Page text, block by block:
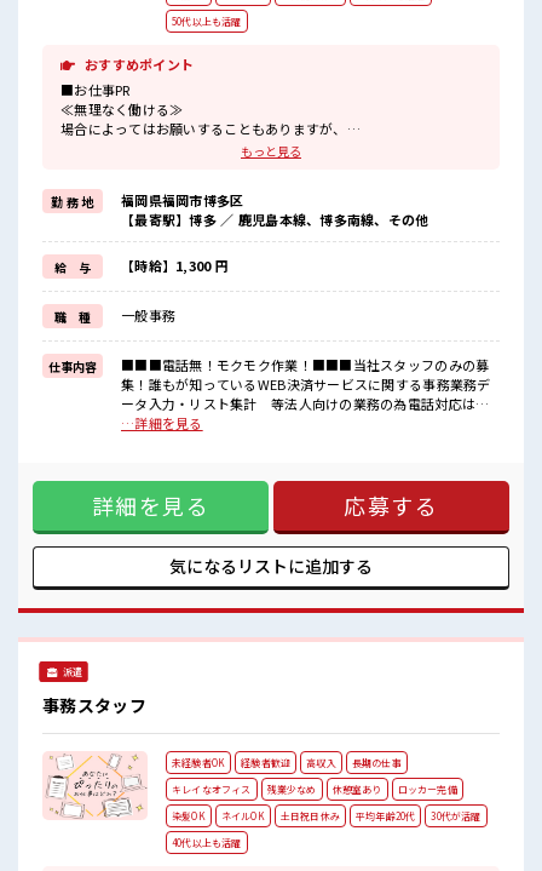
50代以上も活躍
おすすめポイント
■お仕事PR
≪無理なく働ける≫
場合によってはお願いすることもありますが、
週末は家族や友人と一緒にプライベート満喫！
≪髪色自由で自分らしく働く≫
明るすぎたり奇抜でなければ基本的に自由！
(規定有)≪未経験でも活躍できる≫
新しいことにチャレンジするのは不安だけど、
しっかり働く環境が整っています！
イチからスキルUP・ステップUP目指していきましょう！
≪収入アップを目指せる≫
高時給だらけの派遣のお仕事です！
■職場の雰囲気
キバツ過ぎなければ髪色・髪型は自由！
あなたの個性を大事にできます♪
ロッカーあり！
安心してお仕事に集中♪
もっと見る
勤 務 地
福岡県福岡市博多区
【最寄駅】博多 ／ 鹿児島本線、博多南線、その他
給 与 【時給】1,300 円
職 種 一般事務
仕事内容
■■■電話無！モクモク作業！■■■当社スタッフのみの募
集！誰もが知っているWEB決済サービスに関する事務業務デ
ータ入力・リスト集計 等法人向けの業務の為電話対応は一
切無し！ ■お仕事PR ≪無理なく働ける≫ 場合によってはお願
由で自分らしく働く≫ 明るすぎたり奇抜でなければ基本的に
自由！ (規定有)≪未経験でも活躍できる≫ 新しいことにチャ
レンジするのは不安だけど、 しっかり働く環境が整っていま
す！ イチからスキルUP・ステップUP目指していきましょ
う！ ≪収入アップを目指せる≫ 高時給だらけの派遣のお仕事
べり！ ストレス解消☆ ロッカーあり！ 安心してお仕事に集中
♪
…詳細を見る
詳細を見る 応募する
気になるリストに追加する
派遣
事務スタッフ
未経験者OK 経験者歓迎 高収入
長期の仕事
キレイなオフィス
残業少なめ 休憩室あり
ロッカー完備
染髪OK
ネイルOK 土日祝日休み 平均年齢20代
30代が活躍
40代以上も活躍